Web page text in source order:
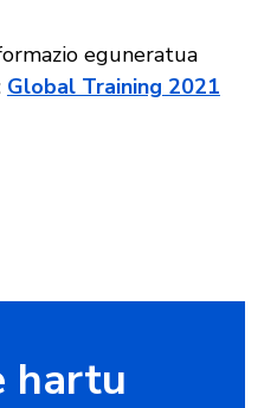
eguneratua
Global Training 2021
hartu